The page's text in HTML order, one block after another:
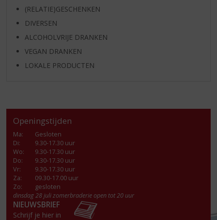
(RELATIE)GESCHENKEN
DIVERSEN
ALCOHOLVRIJE DRANKEN
VEGAN DRANKEN
LOKALE PRODUCTEN
Openingstijden
Ma:
Gesloten
Di:
9.30-17.30 uur
Wo:
9.30-17.30 uur
Do:
9.30-17.30 uur
Vr:
9.30-17.30 uur
Za:
09.30-17.00 uur
Zo:
gesloten
dinsdag 28 juli zomerbraderie open tot 20 uur
NIEUWSBRIEF
Schrijf je hier in